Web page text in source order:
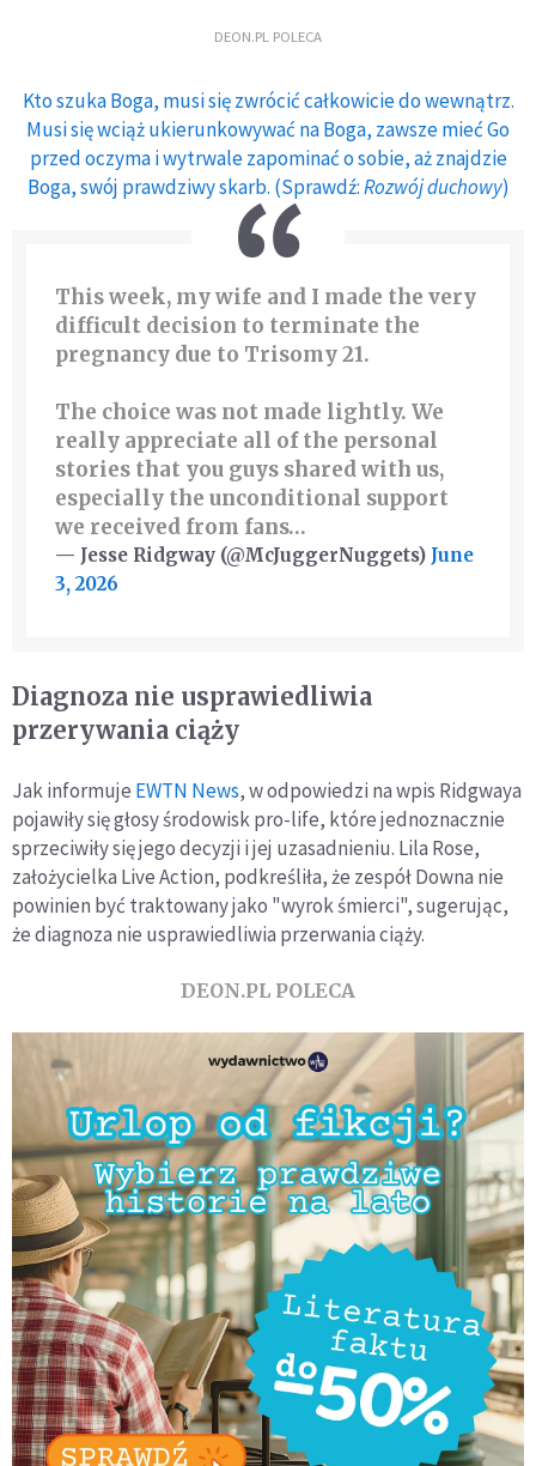
DEON.PL POLECA
Kto szuka Boga, musi się zwrócić całkowicie do wewnątrz.
Musi się wciąż ukierunkowywać na Boga, zawsze mieć Go
przed oczyma i wytrwale zapominać o sobie, aż znajdzie
Boga, swój prawdziwy skarb. (Sprawdź:Rozwój duchowy)
This week, my wife and I made the very
difficult decision to terminate the
pregnancy due to Trisomy 21.
The choice was not made lightly. We
really appreciate all of the personal
stories that you guys shared with us,
especially the unconditional support
we received from fans…
— Jesse Ridgway (@McJuggerNuggets) June
3, 2026
Diagnoza nie usprawiedliwia
przerywania ciąży
Jak informuje EWTN News, w odpowiedzi na wpis Ridgwaya
pojawiły się głosy środowisk pro-life, które jednoznacznie
sprzeciwiły się jego decyzji i jej uzasadnieniu. Lila Rose,
założycielka Live Action, podkreśliła, że zespół Downa nie
powinien być traktowany jako "wyrok śmierci", sugerując,
że diagnoza nie usprawiedliwia przerwania ciąży.
DEON.PL POLECA